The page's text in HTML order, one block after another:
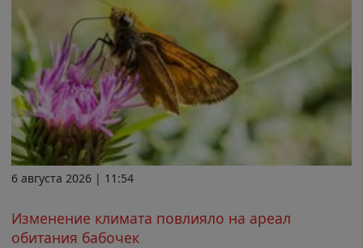
6 августа 2026 | 11:54
Изменение климата повлияло на ареал
обитания бабочек